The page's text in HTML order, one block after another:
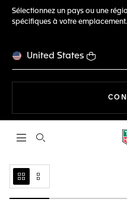
Sélectionnez un pays ou une
spécifiques à votre emplacement.
United States
Ouvrir la barre de